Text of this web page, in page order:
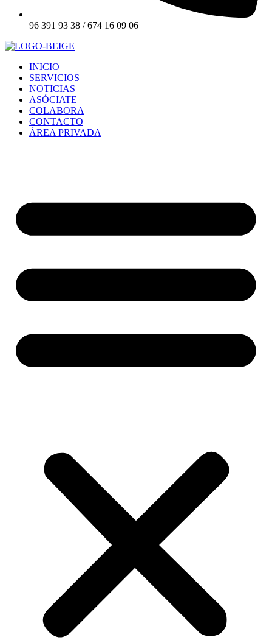
96 391 93 38 / 674 16 09 06
INICIO
SERVICIOS
NOTICIAS
ASÓCIATE
COLABORA
CONTACTO
ÁREA PRIVADA